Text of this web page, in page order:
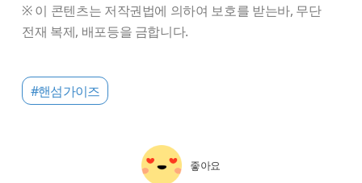
※ 이 콘텐츠는 저작권법에 의하여 보호를 받는바, 무단
전재 복제, 배포등을 금합니다.
#핸섬가이즈
좋아요